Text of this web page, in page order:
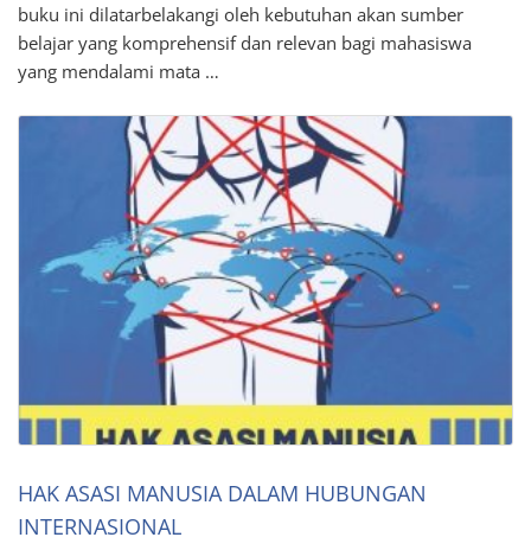
buku ini dilatarbelakangi oleh kebutuhan akan sumber
belajar yang komprehensif dan relevan bagi mahasiswa
yang mendalami mata …
HAK ASASI MANUSIA DALAM HUBUNGAN
INTERNASIONAL